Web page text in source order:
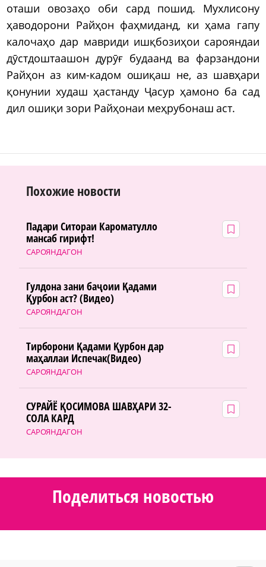
оташи овозаҳо оби сард пошид. Мухлисону
ҳаводорони Райҳон фаҳмиданд, ки ҳама гапу
калочаҳо дар мавриди ишқбозиҳои сарояндаи
дӯстдоштаашон дурӯғ будаанд ва фарзандони
Райҳон аз ким-кадом ошиқаш не, аз шавҳари
қонунии худаш ҳастанду Ҷасур ҳамоно ба сад
дил ошиқи зори Райҳонаи меҳрубонаш аст.
Похожие новости
САРОЯНДАГОН
Падари Ситораи Кароматулло
мансаб гирифт!
САРОЯНДАГОН
Гулдона зани баҷоии Қадами
Қурбон аст? (Видео)
САРОЯНДАГОН
Тирборони Қадами Қурбон дар
маҳаллаи Испечак(Видео)
САРОЯНДАГОН
СУРАЙЁ ҚОСИМОВА ШАВҲАРИ 32-
СОЛА КАРД
Поделиться новостью